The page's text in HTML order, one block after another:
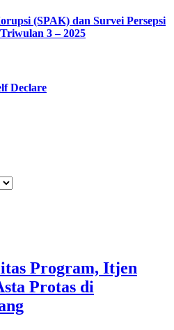
(SPAK) dan Survei Persepsi
3 – 2025
Declare
Program, Itjen
Protas di